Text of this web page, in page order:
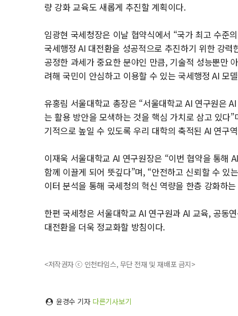
량 강화 교육도 새롭게 추진할 계획이다.
임광현 국세청장은 이날 협약식에서 “국가 최고 수준
국세행정 AI 대전환을 성공적으로 추진하기 위한 강
공정한 과세가 중요한 분야인 만큼, 기술적 성능뿐만
려해 국민이 안심하고 이용할 수 있는 국세행정 AI 모
유홍림 서울대학교 총장은 “서울대학교 AI 연구원은
는 활용 방안을 모색하는 것을 핵심 가치로 삼고 있다
기적으로 높일 수 있도록 우리 대학의 축적된 AI 연구
이재욱 서울대학교 AI 연구원장은 “이번 협약을 통해
함께 이끌게 되어 뜻깊다”며, “안전하고 신뢰할 수 있
이터 분석을 통해 국세청의 혁신 역량을 한층 강화하
한편 국세청은 서울대학교 AI 연구원과 AI 교육, 공동
대전환을 더욱 정교화할 방침이다.
<저작권자 ⓒ 인천타임스, 무단 전재 및 재배포 금지>
윤경수 기자 다른기사보기